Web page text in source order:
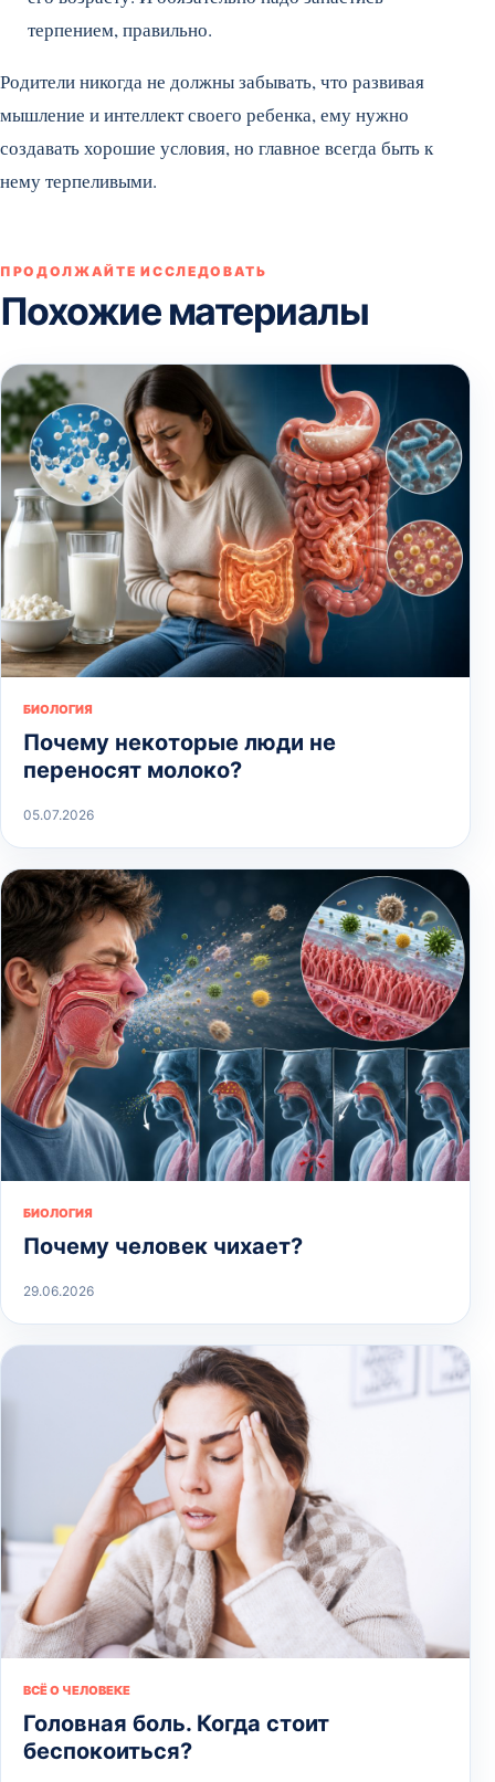
терпением, правильно.
Родители никогда не должны забывать, что развивая
мышление и интеллект своего ребенка, ему нужно
создавать хорошие условия, но главное всегда быть к
нему терпеливыми.
ПРОДОЛЖАЙТЕ ИССЛЕДОВАТЬ
Похожие материалы
БИОЛОГИЯ
Почему некоторые люди не
переносят молоко?
05.07.2026
БИОЛОГИЯ
Почему человек чихает?
29.06.2026
ВСЁ О ЧЕЛОВЕКЕ
Головная боль. Когда стоит
беспокоиться?